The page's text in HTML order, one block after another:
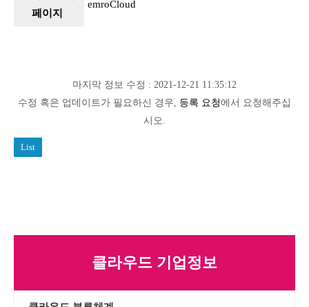
페이지
emroCloud
마지막 정보 수정 : 2021-12-21 11:35:12
수정 혹은 업데이트가 필요하신 경우, 등록 요청에서 요청해주십
시오.
List
클라우드 기업정보